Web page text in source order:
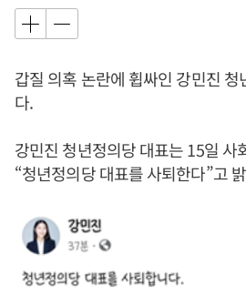
갑질 의혹 논란에 휩싸인 강민진
다.
강민진 청년정의당 대표는 15일 사
“청년정의당 대표를 사퇴한다”고